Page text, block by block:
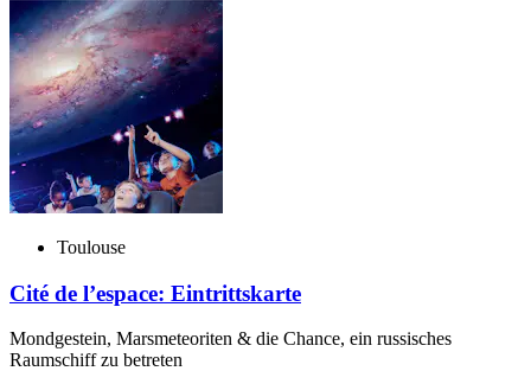
Toulouse
Cité de l’espace: Eintrittskarte
Mondgestein, Marsmeteoriten & die Chance, ein russisches
Raumschiff zu betreten